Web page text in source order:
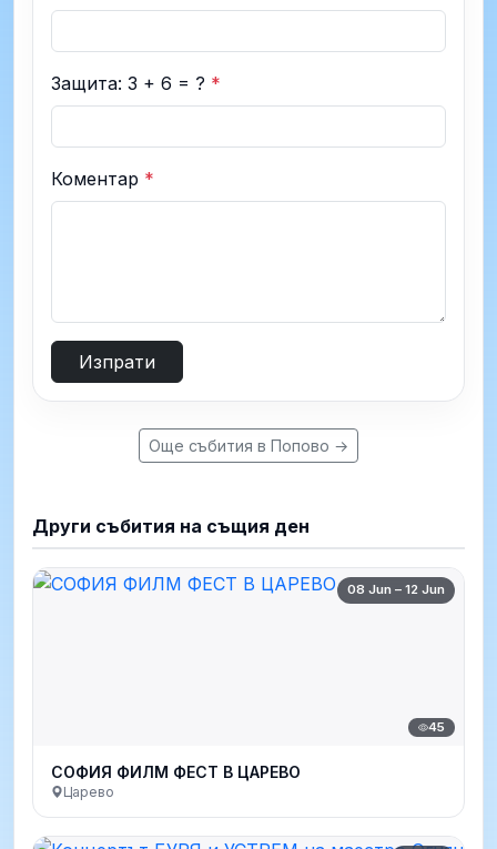
Защита: 3 + 6 = ? *
Коментар *
Изпрати
Още събития в Попово →
Други събития на същия ден
08 Jun – 12 Jun
45
СОФИЯ ФИЛМ ФЕСТ В ЦАРЕВО
Царево